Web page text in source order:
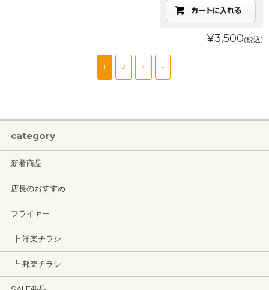
¥3,500(税込)
1 2 > »
category
新着商品
店長のおすすめ
フライヤー
┣ 洋楽チラシ
┗ 邦楽チラシ